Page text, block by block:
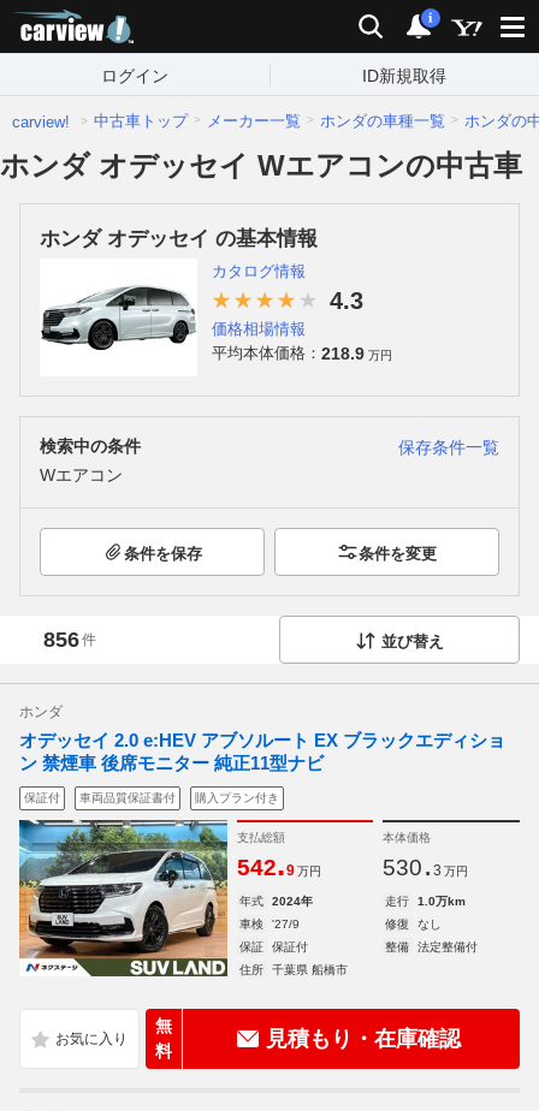
検索 通知
i
ログイン ID新規取得
carview! 中古車トップ メーカー一覧 ホンダの車種一覧 ホンダの
ホンダ オデッセイ Wエアコンの中古車
ホンダ オデッセイ の基本情報
カタログ情報
4.3
価格相場情報
平均本体価格： 218.9 万円
検索中の条件
保存条件一覧
Wエアコン
条件を保存 条件を変更
856件 並び替え
ホンダ
オデッセイ 2.0 e:HEV アブソルート EX ブラックエディショ
ン 禁煙車 後席モニター 純正11型ナビ
保証付 車両品質保証書付 購入プラン付き
支払総額
542.9 万円
本体価格
530. 3 万円
年式 2024年 走行
1.0万km
車検
'27/9 修復
なし
保証
保証付 整備
法定整備付
住所
千葉県 船橋市
無
料
見積もり・在庫確認